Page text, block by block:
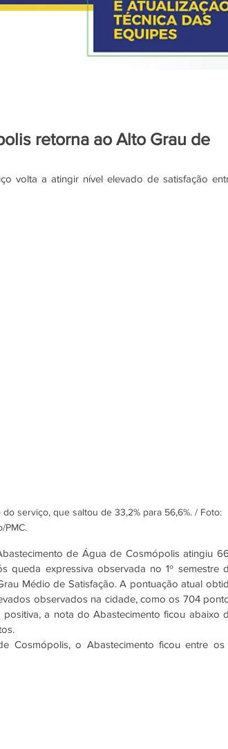
retorna ao Alto Grau de
volta a atingir nível elevado de satisfação
serviço, que saltou de 33,2% para 56,6%. / Foto:
PMC.
de Água de Cosmópolis atingiu
queda expressiva observada no 1º semestre
Médio de Satisfação. A pontuação atual
observados na cidade, como os 704
a nota do Abastecimento ficou abaixo
Cosmópolis, o Abastecimento ficou entre os